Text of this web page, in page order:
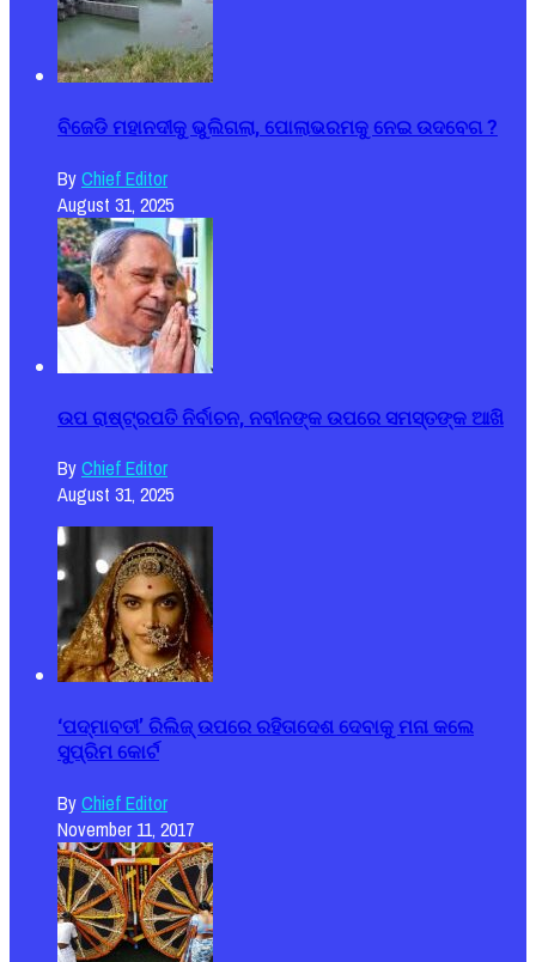
ବିଜେଡି ମହାନଦୀକୁ ଭୁଲିଗଲା, ପୋଲାଭରମକୁ ନେଇ ଉଦବେଗ ?
ByChief Editor
August 31, 2025
ଉପ ରାଷ୍ଟ୍ରପତି ନିର୍ବାଚନ, ନବୀନଙ୍କ ଉପରେ ସମସ୍ତଙ୍କ ଆଖି
ByChief Editor
August 31, 2025
‘ପଦ୍ମାବତୀ’ ରିଲିଜ୍ ଉପରେ ରହିତାଦେଶ ଦେବାକୁ ମନା କଲେ
ସୁପ୍ରିମ କୋର୍ଟ
ByChief Editor
November 11, 2017